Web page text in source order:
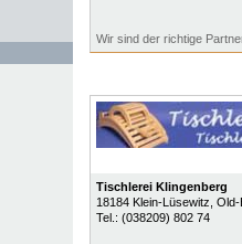
Wir sind der richtige
Tischlerei Klingenberg
18184 Klein-Lüsewitz ,
Tel.: (038209) 802 74